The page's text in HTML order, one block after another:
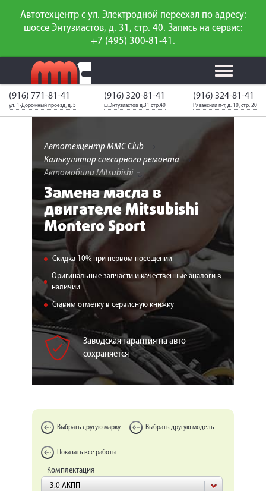
Автотехцентр с ул. Электродной переехал по адресу:
шоссе Энтузиастов, д. 31, стр. 40. Запись на сервис:
+7 (495) 300-81-41.
Калькулятор
ТО
Каталог
запчастей
Калькулятор
слесарного
ремонта
Вход для
ГАРАНТИИ
О СЕРВИСЕ
АКЦИИ
КОРП.КЛИЕНТАМ
ЦЕНЫ
ЗАПЧАСТИ
ОТЗЫВЫ
КОНТАКТЫ
(916) 771-81-41
ул. 1-Дорожный проезд, д. 5
(916) 320-81-41
ш.Энтузиастов д.31 стр.40
(916) 324-81-41
Рязанский п-т, д. 10, стр. 20
Автотехцентр MMC Club
Калькулятор слесарного ремонта
Автомобили Mitsubishi
Замена масла в
двигателе Mitsubishi
Montero Sport
Скидка 10% при первом посещении
Оригинальные запчасти и качественные аналоги в
наличии
Ставим отметку в сервисную книжку
Заводская гарантия на авто
сохраняется
Выбрать другую марку Выбрать другую модель
Показать все работы
Комплектация
3.0 АКПП